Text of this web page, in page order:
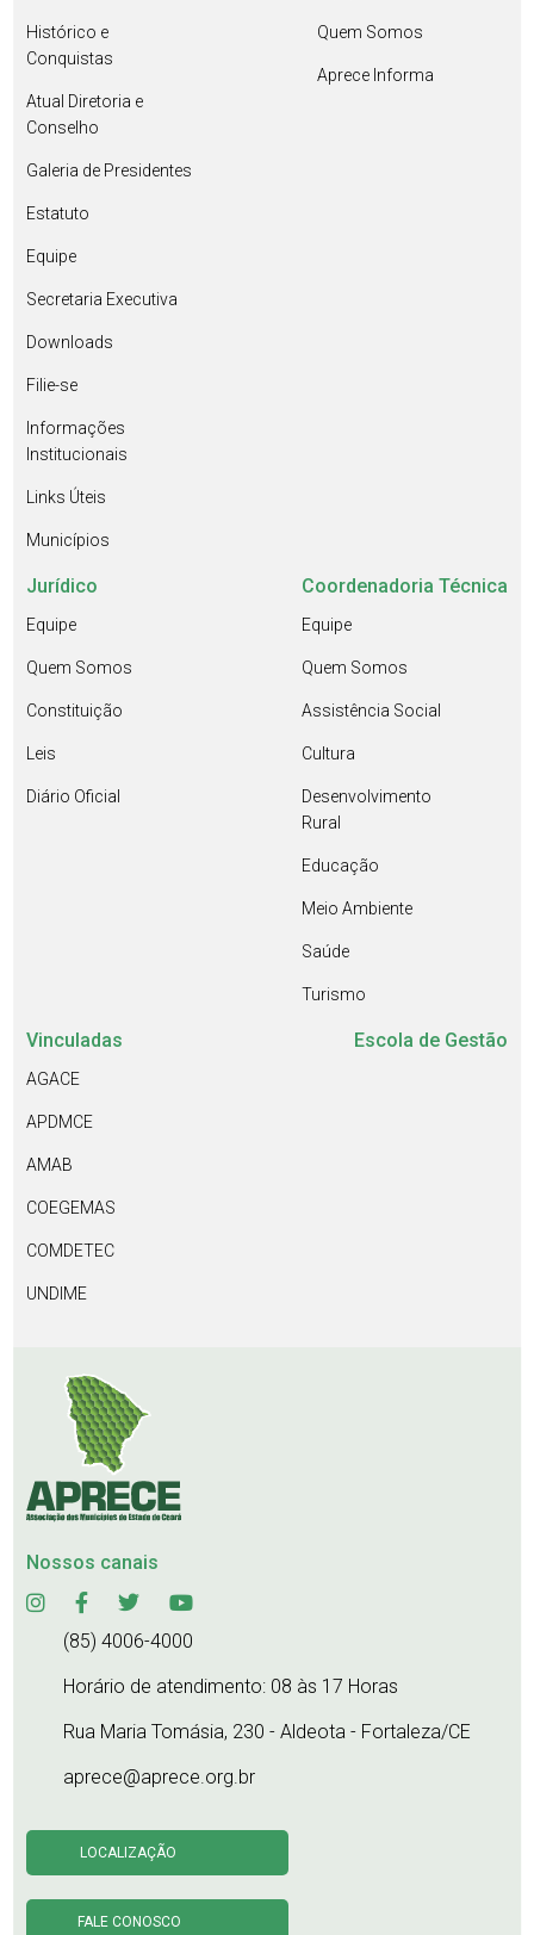
Histórico e
Conquistas
Atual Diretoria e
Conselho
Galeria de Presidentes
Estatuto
Equipe
Secretaria Executiva
Downloads
Filie-se
Informações
Institucionais
Links Úteis
Municípios
Quem Somos
Aprece Informa
Jurídico
Equipe
Quem Somos
Constituição
Leis
Diário Oficial
Coordenadoria Técnica
Equipe
Quem Somos
Assistência Social
Cultura
Desenvolvimento
Rural
Educação
Meio Ambiente
Saúde
Turismo
Vinculadas
AGACE
APDMCE
AMAB
COEGEMAS
COMDETEC
UNDIME
Escola de Gestão
Nossos canais
(85) 4006-4000
Horário de atendimento: 08 às 17 Horas
Rua Maria Tomásia, 230 - Aldeota - Fortaleza/CE
aprece@aprece.org.br
LOCALIZAÇÃO
FALE CONOSCO